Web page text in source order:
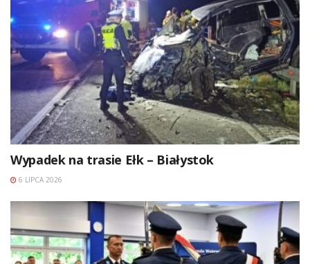
Wypadek na trasie Ełk – Białystok
6 LIPCA 2026